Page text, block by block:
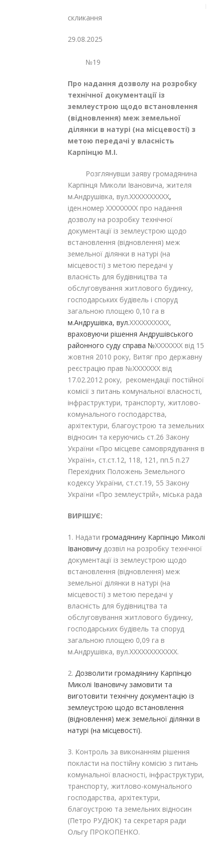
скликання
29.08.2025
№19
Про надання дозволу на розробку
технічної документації із
землеустрою щодо встановлення
(відновлення) меж земельної
ділянки в натурі (на місцевості) з
метою передачі у власність
Карпінцю М.І.
Розглянувши заяву громадянина
Карпінця Миколи Івановича, жителя
м.Андрушівка, вул.XXXXXXXXXX,
іден.номер XXXXXXXX про надання
дозволу на розробку технічної
документації із землеустрою щодо
встановлення (відновлення) меж
земельної ділянки в натурі (на
місцевості) з метою передачі у
власність для будівництва та
обслуговування житлового будинку,
господарських будівель і споруд
загальною площею 0,10 га в
м.Андрушівка, вул.XXXXXXXXXX,
враховуючи рішення Андрушівського
районного суду справа №XXXXXXX від 15
жовтня 2010 року, Витяг про державну
реєстрацію прав №XXXXXXX від
17.02.2012 року, рекомендації постійної
комісії з питань комунальної власності,
інфраструктури, транспорту, житлово-
комунального господарства,
архітектури, благоустрою та земельних
відносин та керуючись ст.26 Закону
України «Про місцеве самоврядування в
Україні», ст.ст.12, 118, 121, пп.5 п.27
Перехідних Положень Земельного
кодексу України, ст.ст.19, 55 Закону
України «Про землеустрій», міська рада
ВИРІШУЄ:
1. Надати громадянину Карпінцю Миколі
Івановичу дозвіл на розробку технічної
документації із землеустрою щодо
встановлення (відновлення) меж
земельної ділянки в натурі (на
місцевості) з метою передачі у
власність для будівництва та
обслуговування житлового будинку,
господарських будівель та споруд
загальною площею 0,09 га в
м.Андрушівка, вул.XXXXXXXXXXXX.
2. Дозволити громадянину Карпінцю
Миколі Івановичу замовити та
виготовити технічну документацію із
землеустрою щодо встановлення
(відновлення) меж земельної ділянки в
натурі (на місцевості).
3. Контроль за виконанням рішення
покласти на постійну комісію з питань
комунальної власності, інфраструктури,
транспорту, житлово-комунального
господарства, архітектури,
благоустрою та земельних відносин
(Петро РУДЮК) та секретаря ради
Ольгу ПРОКОПЕНКО.